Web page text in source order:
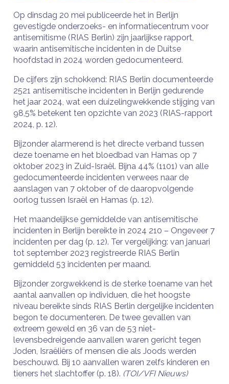
Op dinsdag 20 mei publiceerde het in Berlijn
gevestigde onderzoeks- en informatiecentrum voor
antisemitisme (RIAS Berlin) zijn jaarlijkse rapport,
waarin antisemitische incidenten in de Duitse
hoofdstad in 2024 worden gedocumenteerd.
De cijfers zijn schokkend: RIAS Berlin documenteerde
2521 antisemitische incidenten in Berlijn gedurende
het jaar 2024, wat een duizelingwekkende stijging van
98,5% betekent ten opzichte van 2023 (RIAS-rapport
2024, p. 12).
Bijzonder alarmerend is het directe verband tussen
deze toename en het bloedbad van Hamas op 7
oktober 2023 in Zuid-Israël. Bijna 44% (1101) van alle
gedocumenteerde incidenten verwees naar de
aanslagen van 7 oktober of de daaropvolgende
oorlog tussen Israël en Hamas (p. 12).
Het maandelijkse gemiddelde van antisemitische
incidenten in Berlijn bereikte in 2024 210 – Ongeveer 7
incidenten per dag (p. 12). Ter vergelijking: van januari
tot september 2023 registreerde RIAS Berlin
gemiddeld 53 incidenten per maand.
Bijzonder zorgwekkend is de sterke toename van het
aantal aanvallen op individuen, die het hoogste
niveau bereikte sinds RIAS Berlin dergelijke incidenten
begon te documenteren. De twee gevallen van
extreem geweld en 36 van de 53 niet-
levensbedreigende aanvallen waren gericht tegen
Joden, Israëliërs of mensen die als Joods werden
beschouwd. Bij 10 aanvallen waren zelfs kinderen en
tieners het slachtoffer (p. 18). (TOI/VFI Nieuws)